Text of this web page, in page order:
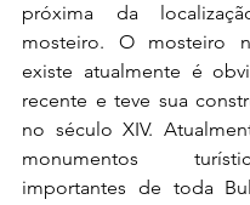
próxima da
mosteiro. O mosteiro
existe atualmente é
recente e teve sua
no século XIV.
monumentos
importantes de toda